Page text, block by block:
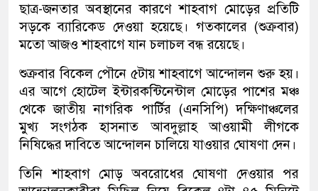
ছাত্র-জনতার অবস্থানের কারণে শাহবাগ মোড়ের প্রতিটি
সড়কে ব্যারিকেড দেওয়া হয়েছে। গতকালের (শুক্রবার)
মতো আজও শাহবাগে যান চলাচল বন্ধ রয়েছে।
শুক্রবার বিকেল পৌনে ৫টায় শাহবাগে আন্দোলন শুরু হয়।
এর আগে হোটেল ইন্টারকন্টিনেন্টাল মোড়ের পাশের মঞ্চ
থেকে জাতীয় নাগরিক পার্টির (এনসিপি) দক্ষিণাঞ্চলের
মুখ্য সংগঠক হাসনাত আবদুল্লাহ আওয়ামী লীগকে
নিষিদ্ধের দাবিতে আন্দোলন চালিয়ে যাওয়ার ঘোষণা দেন।
তিনি শাহবাগ মোড় অবরোধের ঘোষণা দেওয়ার পর